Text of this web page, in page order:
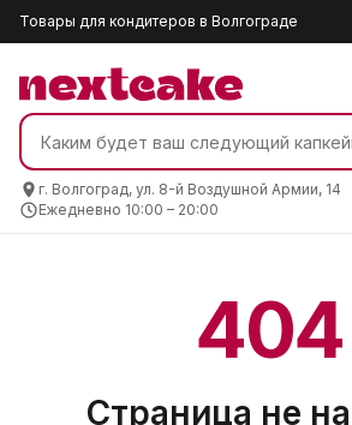
Товары для кондитеров в Волгограде
г. Волгоград, ул. 8-й Воздушной Армии, 14
Ежедневно 10:00 – 20:00
404
Страница не